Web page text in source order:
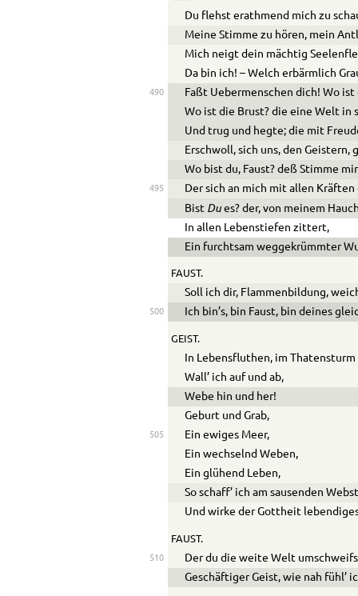
Du flehst erathmend mich zu
Meine Stimme zu hören, mein
Mich neigt dein mächtig
Da bin ich! – Welch erbärmlich
490
Faßt Uebermenschen dich! Wo ist
Wo ist die Brust? die eine Welt in
Und trug und hegte; die mit
Erschwoll, sich uns, den Geistern,
Wo bist du, Faust? deß Stimme
495
Der sich an mich mit allen Kräften
Bist Dues? der, von meinem
In allen Lebenstiefen zittert,
Ein furchtsam weggekrümmter
FAUST.
Soll ich dir, Flammenbildung,
500 Ich bin’s, bin Faust, bin deines
GEIST.
In Lebensfluthen, im Thatensturm
Wall’ ich auf und ab,
Webe hin und her!
Geburt und Grab,
505
Ein ewiges Meer,
Ein wechselnd Weben,
Ein glühend Leben,
So schaff’ ich am sausenden
Und wirke der Gottheit
FAUST.
510
Der du die weite Welt
Geschäftiger Geist, wie nah fühl’